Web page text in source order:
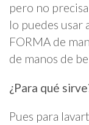
pero no
lo puedes usar
FORMA de
de manos de
¿Para qué
Pues para